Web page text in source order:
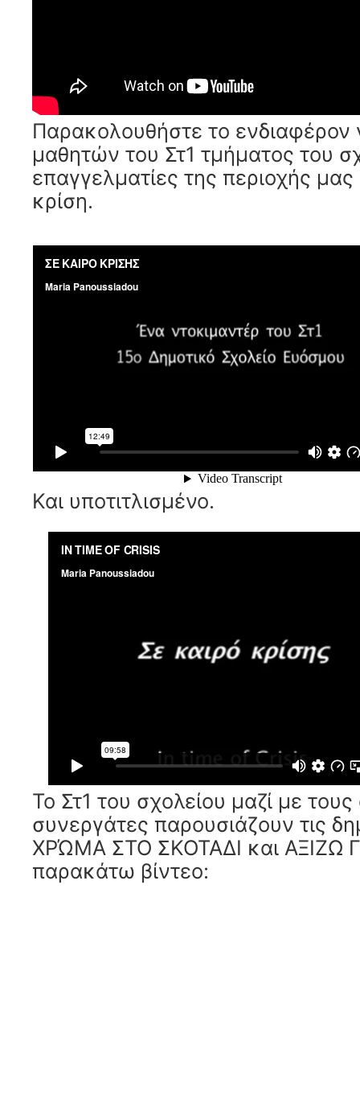
Παρακολουθήστε το ενδιαφέρον
μαθητών του Στ1 τμήματος του
επαγγελματίες της περιοχής μας
κρίση.
Και υποτιτλισμένο.
Το Στ1 του σχολείου μαζί με
συνεργάτες παρουσιάζουν τις
ΧΡΏΜΑ ΣΤΟ ΣΚΟΤΑΔΙ και ΑΞΙΖΩ
παρακάτω βίντεο: